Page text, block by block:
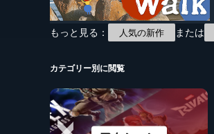
もっと見る：
人気の新作 または
カテゴリー別に閲覧